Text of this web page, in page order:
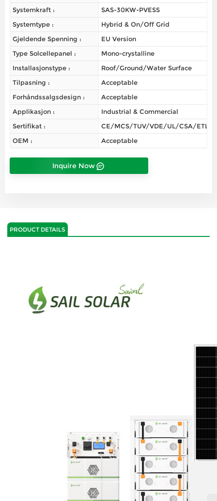
Systemkraft :
SAS-30KW-PVESS
Systemtype :
Hybrid & On/Off Grid
Gjeldende Spenning :
EU Version
Type Solcellepanel :
Mono-crystalline
Installasjonstype :
Roof/Ground/Water Surface
Tilpasning :
Acceptable
Forhåndssalgsdesign :
Acceptable
Applikasjon :
Industrial & Commercial
Sertifikat :
CE/MCS/TUV/VDE/UL/CSA/ETL/
OEM :
Acceptable
Inquire Now
PRODUCT DETAILS